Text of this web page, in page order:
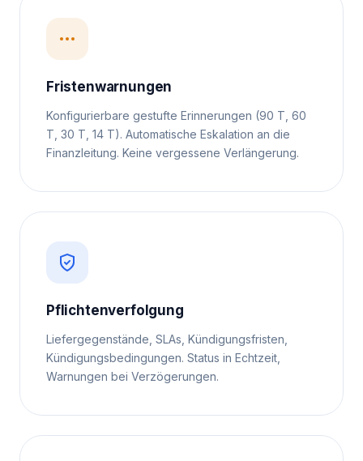
Fristenwarnungen
Konfigurierbare gestufte Erinnerungen (90 T, 60
T, 30 T, 14 T). Automatische Eskalation an die
Finanzleitung. Keine vergessene Verlängerung.
Pflichtenverfolgung
Liefergegenstände, SLAs, Kündigungsfristen,
Kündigungsbedingungen. Status in Echtzeit,
Warnungen bei Verzögerungen.